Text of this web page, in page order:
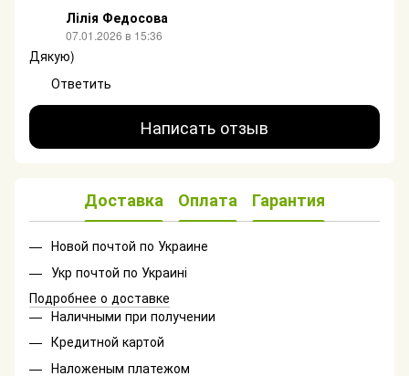
Лілія Федосова
07.01.2026 в 15:36
Дякую)
Ответить
Написать отзыв
Доставка Оплата Гарантия
Новой почтой по Украине
Укр почтой по Украині
Подробнее о доставке
Наличными при получении
Кредитной картой
Наложеным платежом